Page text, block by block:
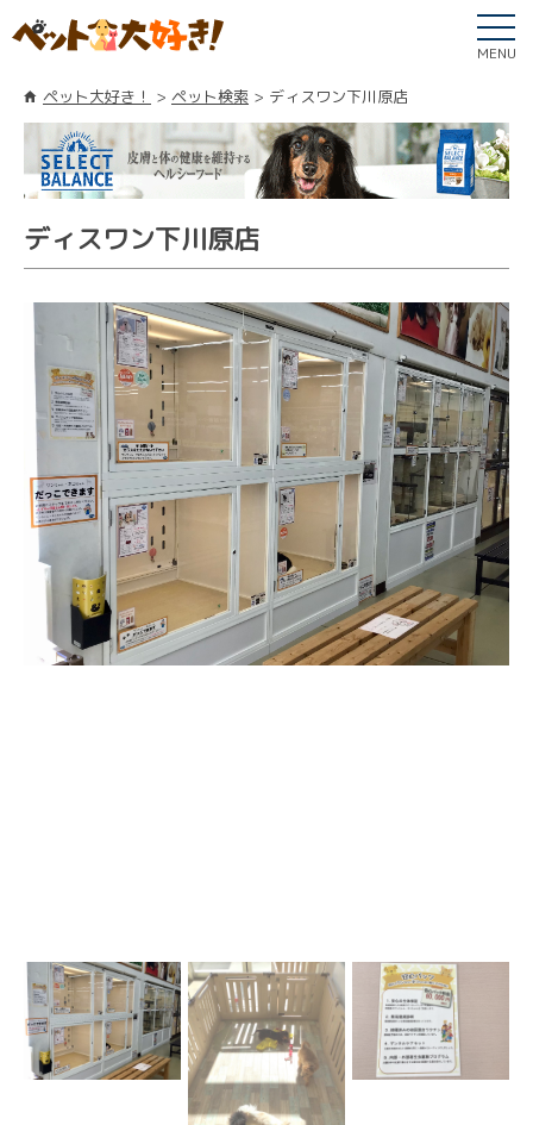
MENU
ペット大好き！ ペット検索 ディスワン下川原店
ディスワン下川原店